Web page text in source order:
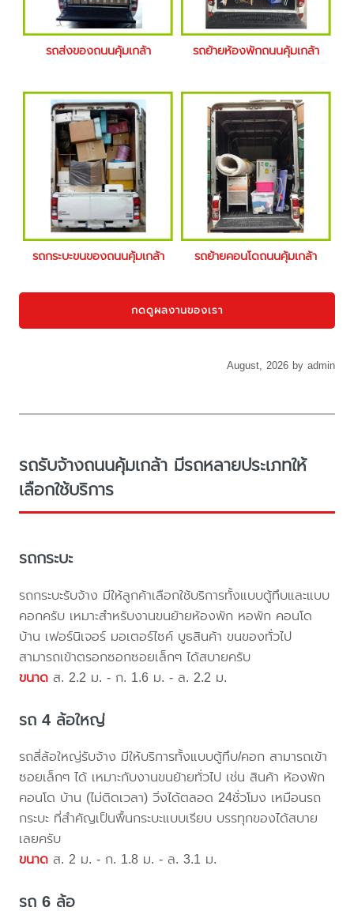
รถส่งของถนนคุ้มเกล้า รถย้ายห้องพักถนนคุ้มเกล้า
รถกระบะขนของถนนคุ้มเกล้า รถย้ายคอนโดถนนคุ้มเกล้า
กดดูผลงานของเรา
August, 2026 by admin
รถรับจ้างถนนคุ้มเกล้า มีรถหลายประเภทให้
เลือกใช้บริการ
รถกระบะ
รถกระบะรับจ้าง มีให้ลูกค้าเลือกใช้บริการทั้งแบบตู้ทึบและแบบ
คอกครับ เหมาะสำหรับงานขนย้ายห้องพัก หอพัก คอนโด
บ้าน เฟอร์นิเจอร์ มอเตอร์ไซค์ บูธสินค้า ขนของทั่วไป
สามารถเข้าตรอกซอกซอยเล็กๆ ได้สบายครับ
ขนาด ส. 2.2 ม. - ก. 1.6 ม. - ล. 2.2 ม.
รถ 4 ล้อใหญ่
รถสี่ล้อใหญ่รับจ้าง มีให้บริการทั้งแบบตู้ทึบ/คอก สามารถเข้า
ซอยเล็กๆ ได้ เหมาะกับงานขนย้ายทั่วไป เช่น สินค้า ห้องพัก
คอนโด บ้าน (ไม่ติดเวลา) วิ่งได้ตลอด 24ชั่วโมง เหมือนรถ
กระบะ ที่สำคัญเป็นพื้นกระบะแบบเรียบ บรรทุกของได้สบาย
เลยครับ
ขนาด ส. 2 ม. - ก. 1.8 ม. - ล. 3.1 ม.
รถ 6 ล้อ